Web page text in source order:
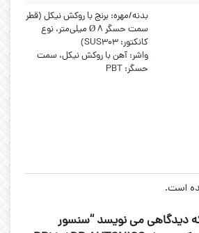
بدنه/مهره: برنج با روکش نیکل (قطر
سمت حسگر Ø 8 میلی‌متر، نوع
کانکتور: SUS303)
واشر: آهن با روکش نیکل، سمت
حسگر: PBT
است.
دیدگاهی می نویسد “سنسور